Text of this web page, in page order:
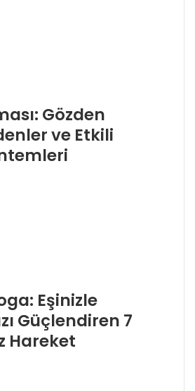
Gözden
ve Etkili
Eşinizle
Güçlendiren 7
Hareket